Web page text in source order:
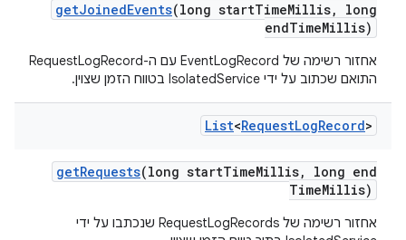
getJoinedEvents(long startTimeMillis,
long
endTimeMillis)
אחזור רשימה של EventLogRecord עם ה-RequestLogRecord
התואם שכתוב על ידי IsolatedService בטווח הזמן שצוין.
List<RequestLogRecord>
getRequests(long startTimeMillis,
long end
TimeMillis)
אחזור רשימה של RequestLogRecords שנכתבו על ידי